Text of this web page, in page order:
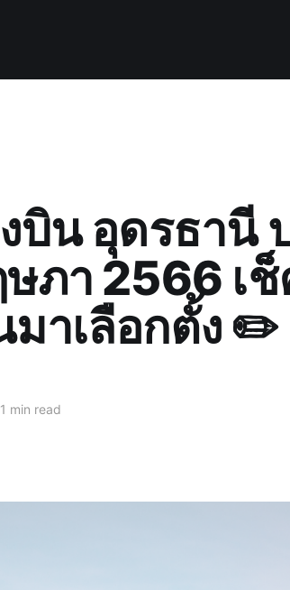
บิน อุดรธานี
ภา 2566 เ
มาเลือกตั้ง ✏️
1 min read